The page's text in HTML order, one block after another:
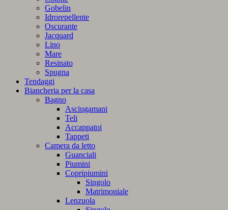
Gobelin
Idrorepellente
Oscurante
Jacquard
Lino
Mare
Resinato
Spugna
Tendaggi
Biancheria per la casa
Bagno
Asciugamani
Teli
Accappatoi
Tappeti
Camera da letto
Guanciali
Piumini
Copripiumini
Singolo
Matrimoniale
Lenzuola